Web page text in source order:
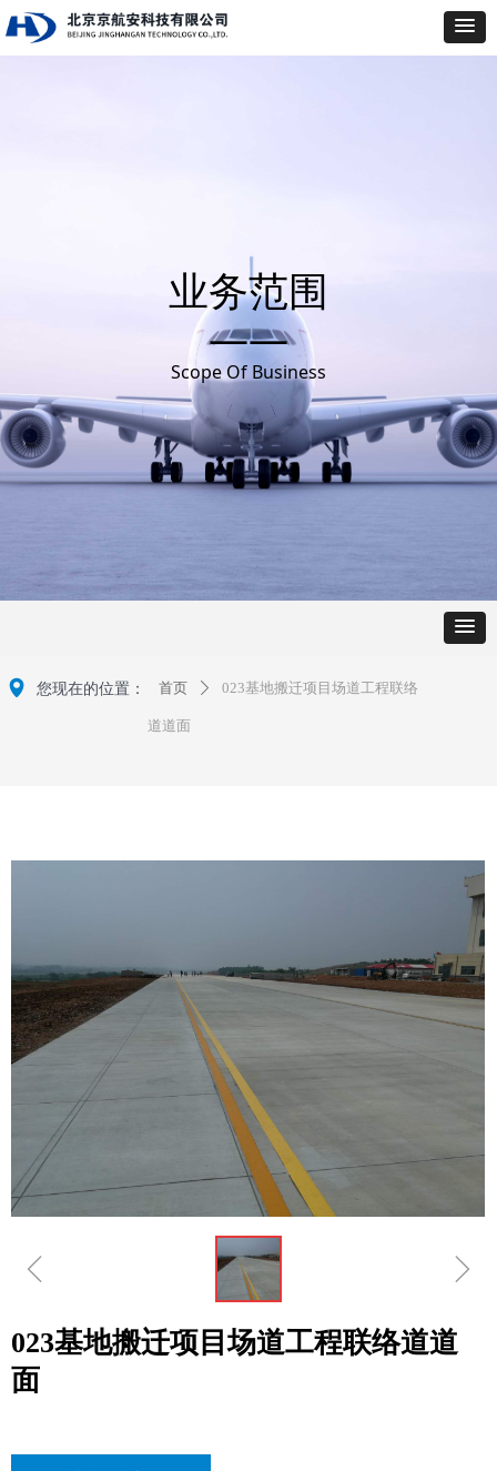
业务范围
——
Scope Of Business
넹 您现在的位置： 首页 ꄲ 023基地搬迁项目场道工程联络
道道面
ꁆ ꁇ
023基地搬迁项目场道工程联络道道
面